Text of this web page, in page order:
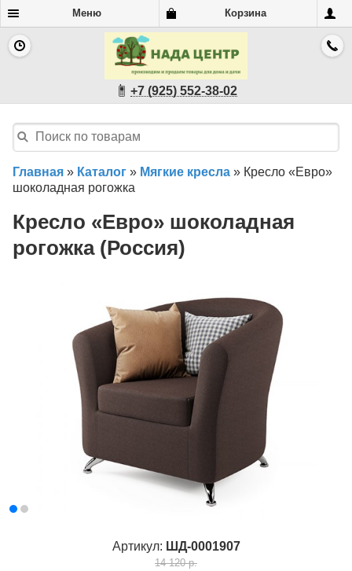
Меню Корзина
+7 (925) 552-38-02
Главная » Каталог » Мягкие кресла » Кресло «Евро»
шоколадная рогожка
Кресло «Евро» шоколадная
рогожка (Россия)
Артикул: ШД-0001907
14 120 р.